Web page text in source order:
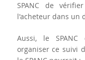
SPANC de
l'acheteur dans un
Aussi, le
organiser ce suivi